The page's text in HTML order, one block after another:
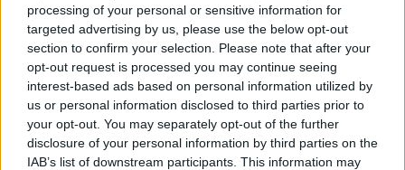
processing of your personal or sensitive information for
targeted advertising by us, please use the below opt-out
section to confirm your selection. Please note that after your
opt-out request is processed you may continue seeing
interest-based ads based on personal information utilized by
us or personal information disclosed to third parties prior to
your opt-out. You may separately opt-out of the further
disclosure of your personal information by third parties on the
IAB’s list of downstream participants. This information may
I learned a long time ago (when I was a very sinful eyebrow
raising villainous man in the crazy world of pro wrestling;)
that heroes are only as great as their greatest villains. A
pleasure to introduce the man himself @idriselba we